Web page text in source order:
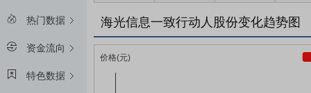
热门数据
资金流向
特色数据
海光信息一致行动人股份变化趋势图